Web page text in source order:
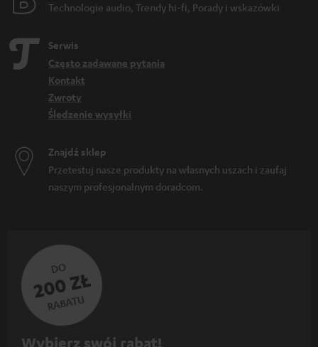
Technologie audio, Trendy hi-fi, Porady i wskazówki
Serwis
Często zadawane pytania
Kontakt
Zwroty
Śledzenie wysyłki
Znajdź sklep
Przetestuj nasze produkty na własnych uszach i zaufaj
naszym profesjonalnym doradcom.
DO
200 ZŁ
RABATU
Z
Wybierz swój rabat!